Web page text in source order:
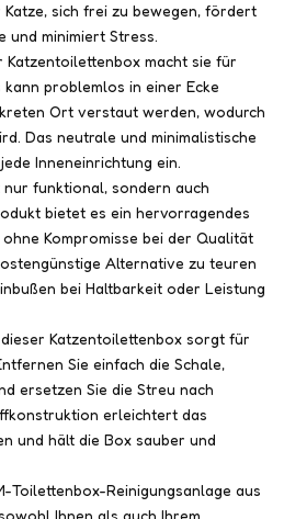
sich frei zu bewegen, fördert
und minimiert Stress.
Katzentoilettenbox macht sie für
kann problemlos in einer Ecke
Ort verstaut werden, wodurch
Das neutrale und minimalistische
Inneneinrichtung ein.
funktional, sondern auch
bietet es ein hervorragendes
Kompromisse bei der Qualität
Alternative zu teuren
bei Haltbarkeit oder Leistung
Katzentoilettenbox sorgt für
Sie einfach die Schale,
ersetzen Sie die Streu nach
erleichtert das
und hält die Box sauber und
Toilettenbox-Reinigungsanlage aus